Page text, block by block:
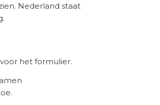
Nederland staat
het formulier.